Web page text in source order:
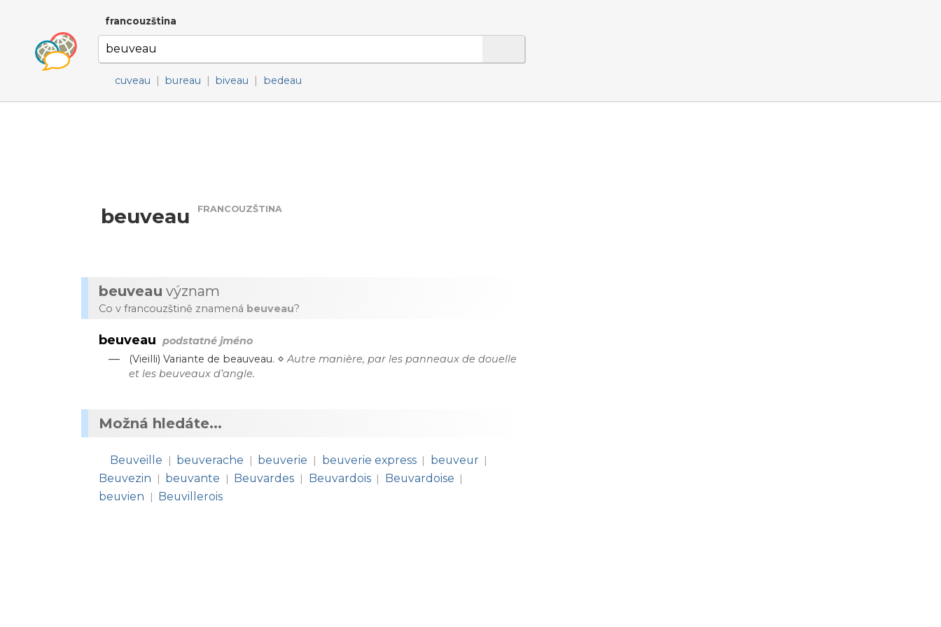
francouzština
cuveau | bureau | biveau | bedeau
beuveau FRANCOUZŠTINA
beuveau význam
Co v francouzštině znamená beuveau?
beuveau podstatné jméno
— (Vieilli) Variante de beauveau. ⋄ Autre manière, par les panneaux de douelle
et les beuveaux d’angle.
Možná hledáte...
Beuveille | beuverache | beuverie | beuverie express | beuveur |
Beuvezin | beuvante | Beuvardes | Beuvardois | Beuvardoise |
beuvien | Beuvillerois